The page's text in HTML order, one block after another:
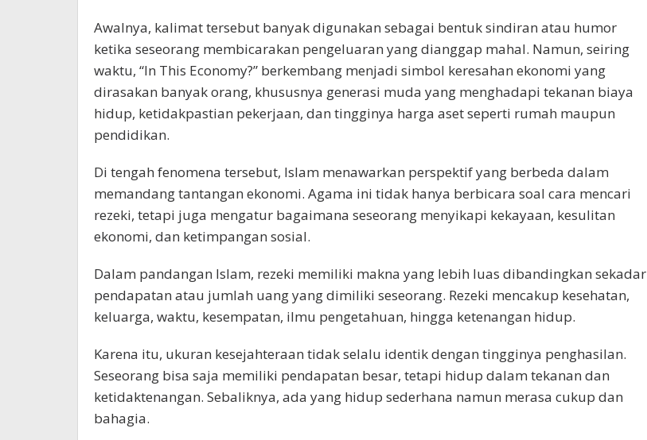
Awalnya, kalimat tersebut banyak digunakan sebagai bentuk sindiran atau humor
ketika seseorang membicarakan pengeluaran yang dianggap mahal. Namun, seiring
waktu, “In This Economy?” berkembang menjadi simbol keresahan ekonomi yang
dirasakan banyak orang, khususnya generasi muda yang menghadapi tekanan biaya
hidup, ketidakpastian pekerjaan, dan tingginya harga aset seperti rumah maupun
pendidikan.
Di tengah fenomena tersebut, Islam menawarkan perspektif yang berbeda dalam
memandang tantangan ekonomi. Agama ini tidak hanya berbicara soal cara mencari
rezeki, tetapi juga mengatur bagaimana seseorang menyikapi kekayaan, kesulitan
ekonomi, dan ketimpangan sosial.
Dalam pandangan Islam, rezeki memiliki makna yang lebih luas dibandingkan sekadar
pendapatan atau jumlah uang yang dimiliki seseorang. Rezeki mencakup kesehatan,
keluarga, waktu, kesempatan, ilmu pengetahuan, hingga ketenangan hidup.
Karena itu, ukuran kesejahteraan tidak selalu identik dengan tingginya penghasilan.
Seseorang bisa saja memiliki pendapatan besar, tetapi hidup dalam tekanan dan
ketidaktenangan. Sebaliknya, ada yang hidup sederhana namun merasa cukup dan
bahagia.